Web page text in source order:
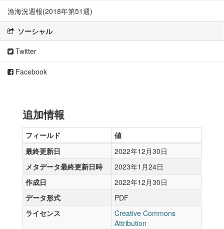
漁海況週報(2018年第51週)
ソーシャル
Twitter
Facebook
追加情報
フィールド
値
最終更新日
2022年12月30日
メタデータ最終更新日時
2023年1月24日
作成日
2022年12月30日
データ形式
PDF
ライセンス
Creative Commons
Attribution